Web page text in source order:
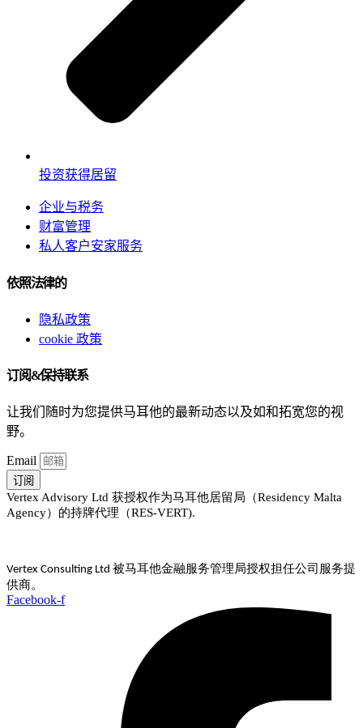
投资获得居留
企业与税务
财富管理
私人客户安家服务
依照法律的
隐私政策
cookie 政策
订阅&保持联系
让我们随时为您提供马耳他的最新动态以及如和拓宽您的视
野。
Email
订阅
Vertex Advisory Ltd 获授权作为马耳他居留局（Residency Malta
Agency）的持牌代理（RES-VERT).
Vertex Consulting Ltd 被马耳他金融服务管理局授权担任公司服务提
供商。
Facebook-f